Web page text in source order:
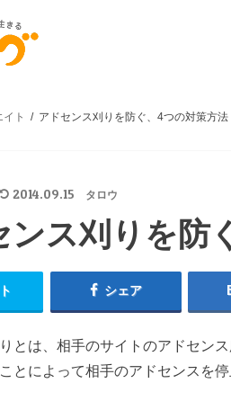
イト アドセンス刈りを防ぐ、4つの対策方法
2014.09.15 タロウ
ンス刈りを防
シェア
とは、相手のサイトのアドセン
とによって相手のアドセンスを